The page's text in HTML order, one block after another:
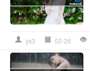
ys3 02-26